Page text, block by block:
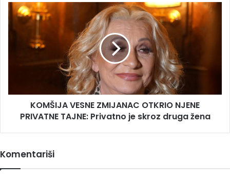
zločinca
Ratka
Mladića
KOMŠIJA
VESNE
ZMIJANAC
OTKRIO
je
druga
KOMŠIJA VESNE ZMIJANAC OTKRIO NJENE
PRIVATNE TAJNE: Privatno je skroz druga žena
Komentariši